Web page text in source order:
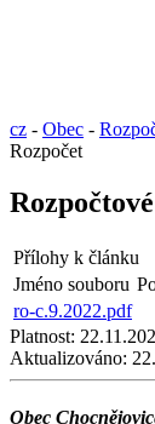
cz - Obec -
Rozpočet
Přílohy k článku
Jméno souboru
ro-c.9.2022.pdf
Platnost:
Aktualizováno:
Obec